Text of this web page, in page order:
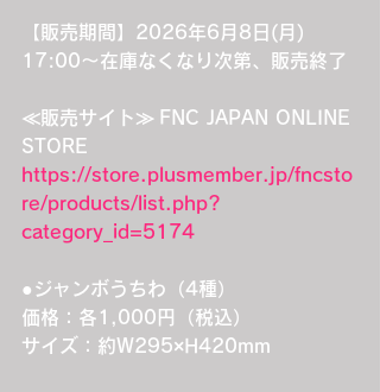
【販売期間】2026年6月8日(月)
17:00～在庫なくなり次第、販売終了
≪販売サイト≫ FNC JAPAN ONLINE
STORE
https://store.plusmember.jp/fncsto
re/products/list.php?
category_id=5174
●ジャンボうちわ（4種）
価格：各1,000円（税込）
サイズ：約W295×H420mm